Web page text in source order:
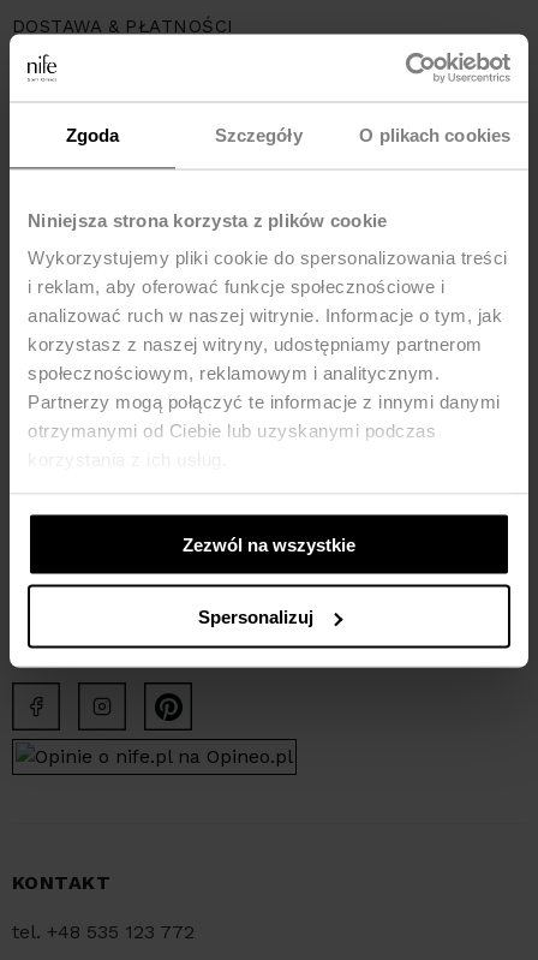
Zgoda Szczegóły O plikach cookies
Niniejsza strona korzysta z plików cookie
Wykorzystujemy pliki cookie do spersonalizowania treści
i reklam, aby oferować funkcje społecznościowe i
analizować ruch w naszej witrynie. Informacje o tym, jak
korzystasz z naszej witryny, udostępniamy partnerom
społecznościowym, reklamowym i analitycznym.
Partnerzy mogą połączyć te informacje z innymi danymi
otrzymanymi od Ciebie lub uzyskanymi podczas
Zezwól na wszystkie
Spersonalizuj
DOSTAWA & PŁATNOŚCI
ZWROTY
REGULAMIN SKLEPU
KARTA PODARUNKOWA
REKLAMACJE
O NAS
FAQ – NAJCZĘŚCIEJ ZADAWANE PYTANIA
BAZA WIEDZY
Pracujemy od pn-pt:
w godzinach 8:00-15:30
KONTAKT
tel. +48 535 123 772